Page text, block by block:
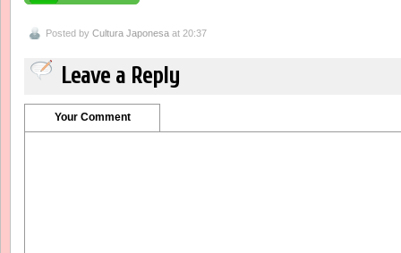
Posted by Cultura Japonesa at 20:37
Leave a Reply
Your Comment